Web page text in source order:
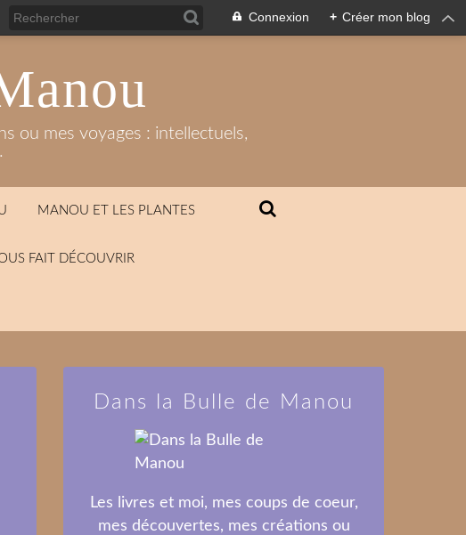
Connexion + Créer mon blog
ou mes voyages : intellectuels,
MANOU ET LES PLANTES
FAIT DÉCOUVRIR
Dans la Bulle de Manou
Les livres et moi, mes coups de coeur,
mes découvertes, mes créations ou